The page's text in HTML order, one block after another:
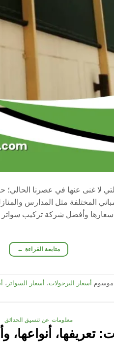
لا غنى عنها في عصرنا الحالي؛
المختلفة مثل المدارس
وأفضل شركة تركيب سواتر
متابعة القراءة ←
موسوم أسعار البرجولات، أسعار السواتر ،
معلومات عن تنسيق الحدائق
تعريفها، أنواعها،